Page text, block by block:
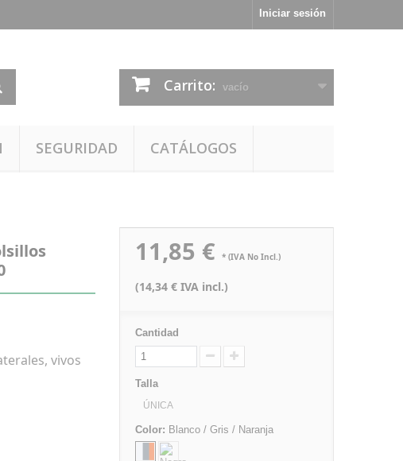
Iniciar sesión
Carrito: vacío
SEGURIDAD CATÁLOGOS
vivos
11,85 € * (IVA No Incl.)
(14,34 € IVA incl.)
Cantidad
Talla
ÚNICA
Color: Blanco / Gris / Naranja